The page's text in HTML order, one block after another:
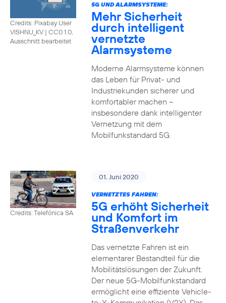
Credits: Pixabay User
VISHNU_KV | CC0 1.0,
Ausschnitt bearbeitet
5G UND ALARMSYSTEME:
Mehr Sicherheit
durch intelligent
vernetzte
Alarmsysteme
Moderne Alarmsysteme können
das Leben für Privat- und
Industriekunden sicherer und
komfortabler machen –
insbesondere dank intelligenter
Vernetzung mit dem
Mobilfunkstandard 5G.
Credits: Telefónica SA
01. Juni 2020
VERNETZTES FAHREN:
5G erhöht Sicherheit
und Komfort im
Straßenverkehr
Das vernetzte Fahren ist ein
elementarer Bestandteil für die
Mobilitätslösungen der Zukunft.
Der neue 5G-Mobilfunkstandard
ermöglicht eine effiziente Vehicle-